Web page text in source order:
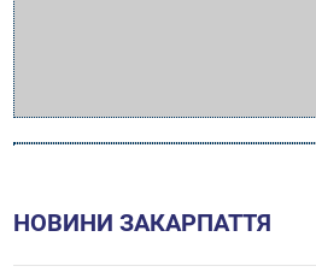
НОВИНИ ЗАКАРПАТТЯ